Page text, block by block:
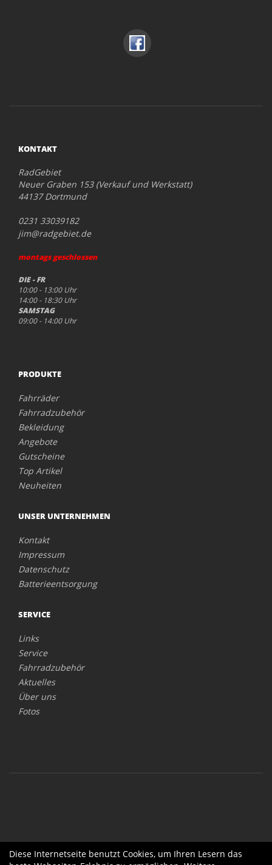
KONTAKT
RadGebiet
Neuer Graben 153 (Verkauf und Werkstatt)
44137 Dortmund
0231 33039182
jim@radgebiet.de
montags geschlossen
DIE - FR
10:00 - 13:00 Uhr
14:00 - 18:30 Uhr
SAMSTAG
09:00 - 14:00 Uhr
PRODUKTE
Fahrräder
Fahrradzubehör
Bekleidung
Angebote
Gutscheine
Top Artikel
Neuheiten
UNSER UNTERNEHMEN
Kontakt
Impressum
Datenschutz
Batterieentsorgung
SERVICE
Links
Service
Fahrradzubehör
Aktuelles
Über uns
Fotos
Diese Internetseite benutzt Cookies, um Ihren Lesern das